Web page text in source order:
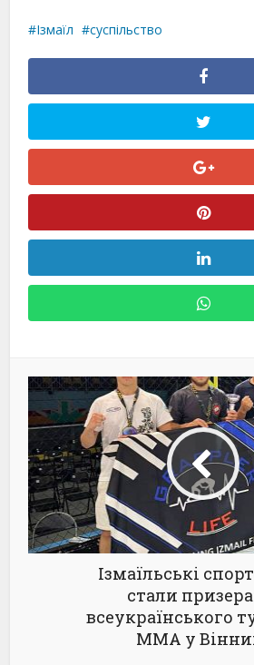
Ізмаїл суспільство
Ізмаїльські
стали
всеукраїнського
ММА у